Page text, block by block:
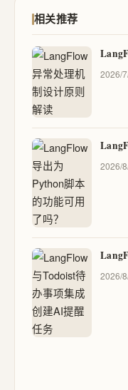
相关推荐
2026/
2026/
2026/